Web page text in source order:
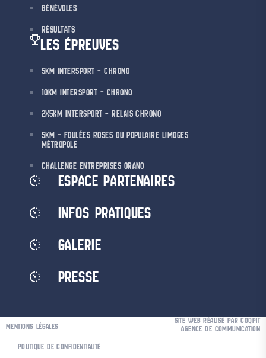
BÉNÉVOLES
RÉSULTATS
LES ÉPREUVES
5KM INTERSPORT – CHRONO
10KM INTERSPORT – CHRONO
2X5KM INTERSPORT – RELAIS CHRONO
5KM – FOULÉES ROSES DU POPULAIRE LIMOGES
MÉTROPOLE
CHALLENGE ENTREPRISES ORANO
ESPACE PARTENAIRES
INFOS PRATIQUES
GALERIE
PRESSE
MENTIONS LÉGALES
POLITIQUE DE CONFIDENTIALITÉ
SITE WEB RÉALISÉ PAR COQPIT
AGENCE DE COMMUNICATION